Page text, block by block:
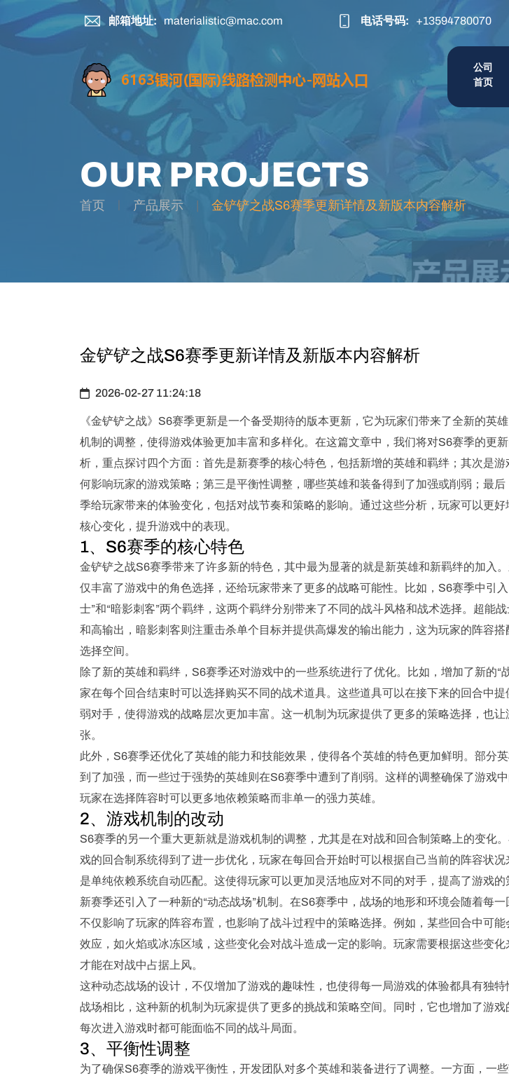
邮箱地址: materialistic@mac.com 电话号码: +13594780070
公司
首页
OUR PROJECTS
首页 产品展示 金铲铲之战S6赛季更新详情及新版本内容解析
金铲铲之战S6赛季更新详情及新版本内容解析
2026-02-27 11:24:18
《金铲铲之战》S6赛季更新是一个备受期待的版本更新，它为玩家们带来了全新的英
机制的调整，使得游戏体验更加丰富和多样化。在这篇文章中，我们将对S6赛季的更
析，重点探讨四个方面：首先是新赛季的核心特色，包括新增的英雄和羁绊；其次是游
何影响玩家的游戏策略；第三是平衡性调整，哪些英雄和装备得到了加强或削弱；最后
季给玩家带来的体验变化，包括对战节奏和策略的影响。通过这些分析，玩家可以更好
核心变化，提升游戏中的表现。
1、S6赛季的核心特色
金铲铲之战S6赛季带来了许多新的特色，其中最为显著的就是新英雄和新羁绊的加入
仅丰富了游戏中的角色选择，还给玩家带来了更多的战略可能性。比如，S6赛季中引
士”和“暗影刺客”两个羁绊，这两个羁绊分别带来了不同的战斗风格和战术选择。超能
和高输出，暗影刺客则注重击杀单个目标并提供高爆发的输出能力，这为玩家的阵容搭
选择空间。
除了新的英雄和羁绊，S6赛季还对游戏中的一些系统进行了优化。比如，增加了新的“
家在每个回合结束时可以选择购买不同的战术道具。这些道具可以在接下来的回合中提
弱对手，使得游戏的战略层次更加丰富。这一机制为玩家提供了更多的策略选择，也让
张。
此外，S6赛季还优化了英雄的能力和技能效果，使得各个英雄的特色更加鲜明。部分
到了加强，而一些过于强势的英雄则在S6赛季中遭到了削弱。这样的调整确保了游戏
玩家在选择阵容时可以更多地依赖策略而非单一的强力英雄。
2、游戏机制的改动
S6赛季的另一个重大更新就是游戏机制的调整，尤其是在对战和回合制策略上的变化
戏的回合制系统得到了进一步优化，玩家在每回合开始时可以根据自己当前的阵容状况
是单纯依赖系统自动匹配。这使得玩家可以更加灵活地应对不同的对手，提高了游戏的
新赛季还引入了一种新的“动态战场”机制。在S6赛季中，战场的地形和环境会随着每
不仅影响了玩家的阵容布置，也影响了战斗过程中的策略选择。例如，某些回合中可能
效应，如火焰或冰冻区域，这些变化会对战斗造成一定的影响。玩家需要根据这些变化
才能在对战中占据上风。
这种动态战场的设计，不仅增加了游戏的趣味性，也使得每一局游戏的体验都具有独特
战场相比，这种新的机制为玩家提供了更多的挑战和策略空间。同时，它也增加了游戏
每次进入游戏时都可能面临不同的战斗局面。
3、平衡性调整
为了确保S6赛季的游戏平衡性，开发团队对多个英雄和装备进行了调整。一方面，一